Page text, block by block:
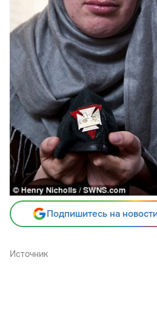
Подпишитесь на
Источник